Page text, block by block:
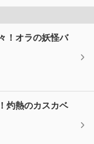
！オラの妖怪バ
灼熱のカスカベ